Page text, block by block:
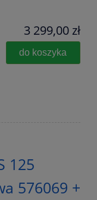
3 299,00 zł
do koszyka
125
576069 +